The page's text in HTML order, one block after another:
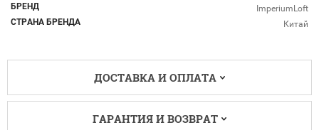
БРЕНД
ImperiumLoft
СТРАНА БРЕНДА
Китай
ДОСТАВКА И ОПЛАТА
ГАРАНТИЯ И ВОЗВРАТ